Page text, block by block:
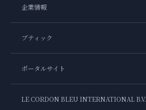
企業情報
ブティック
ポータルサイト
LE CORDON BLEU INTERNATIONAL B.V.